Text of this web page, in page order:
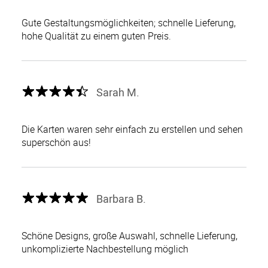
Gute Gestaltungsmöglichkeiten; schnelle Lieferung,
hohe Qualität zu einem guten Preis.
Sarah M.
Die Karten waren sehr einfach zu erstellen und sehen
superschön aus!
Barbara B.
Schöne Designs, große Auswahl, schnelle Lieferung,
unkomplizierte Nachbestellung möglich